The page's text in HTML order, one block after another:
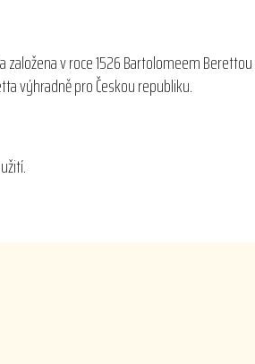
v roce 1526 Bartolomeem
výhradně pro Českou republiku.